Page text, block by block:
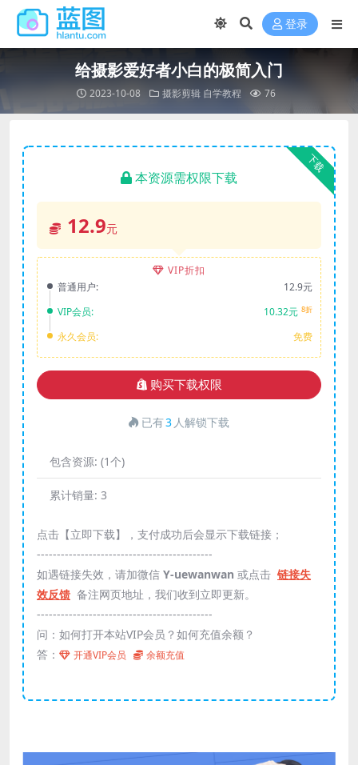
登录
给摄影爱好者小白的极简入门
2023-10-08 摄影剪辑 自学教程 76
下载
本资源需权限下载
12.9元
VIP折扣
普通用户:
12.9元
VIP会员:
10.32元 8折
永久会员: 免费
购买下载权限
已有3 人解锁下载
包含资源: (1个)
累计销量: 3
点击【立即下载】，支付成功后会显示下载链接；
--------------------------------------------
如遇链接失效，请加微信 Y-uewanwan 或点击 链接失
效反馈 备注网页地址，我们收到立即更新。
--------------------------------------------
问：如何打开本站VIP会员？如何充值余额？
答：
开通VIP会员 余额充值